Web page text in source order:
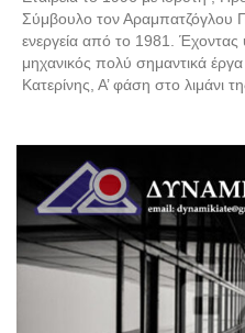
Σύμβουλο τον Αραμπατζόγλου
ενεργεία από το 1981. Έχοντας
μηχανικός πολύ σημαντικά
Κατερίνης, Α’ φάση στο λιμάνι